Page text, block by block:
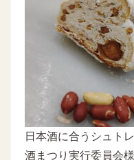
日本酒に合うシュト
酒まつり実行委員会